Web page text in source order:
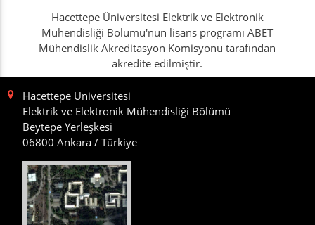
Hacettepe Üniversitesi Elektrik ve Elektronik
Mühendisliği Bölümü'nün lisans programı ABET
Mühendislik Akreditasyon Komisyonu tarafından
akredite edilmiştir.
Hacettepe Üniversitesi
Elektrik ve Elektronik Mühendisliği Bölümü
Beytepe Yerleşkesi
06800 Ankara / Türkiye